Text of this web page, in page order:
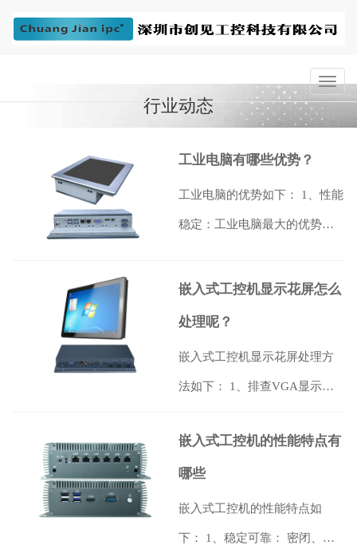
行业动态
工业电脑有哪些优势？
工业电脑的优势如下： 1、性能
稳定：工业电脑最大的优势就
结构非常…【详情】
嵌入式工控机显示花屏怎么
处理呢？
嵌入式工控机显示花屏处理方
法如下： 1、排查VGA显示接
重新插拔…【详情】
嵌入式工控机的性能特点有
哪些
嵌入式工控机的性能特点如
下： 1、稳定可靠： 密闭、低